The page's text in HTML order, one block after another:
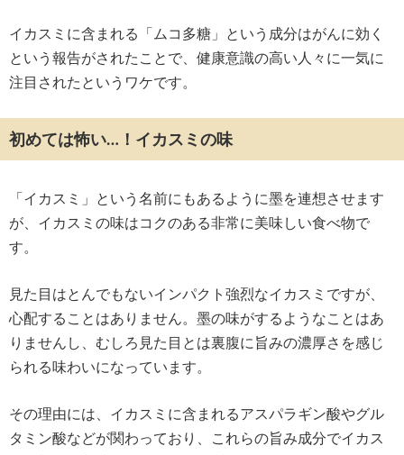
イカスミに含まれる「ムコ多糖」という成分はがんに効く
という報告がされたことで、健康意識の高い人々に一気に
注目されたというワケです。
初めては怖い…！イカスミの味
「イカスミ」という名前にもあるように墨を連想させます
が、イカスミの味はコクのある非常に美味しい食べ物で
す。
見た目はとんでもないインパクト強烈なイカスミですが、
心配することはありません。墨の味がするようなことはあ
りませんし、むしろ見た目とは裏腹に旨みの濃厚さを感じ
られる味わいになっています。
その理由には、イカスミに含まれるアスパラギン酸やグル
タミン酸などが関わっており、これらの旨み成分でイカス